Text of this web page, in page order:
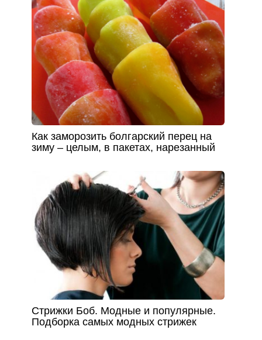
Как заморозить болгарский перец на
зиму – целым, в пакетах, нарезанный
Стрижки Боб. Модные и популярные.
Подборка самых модных стрижек